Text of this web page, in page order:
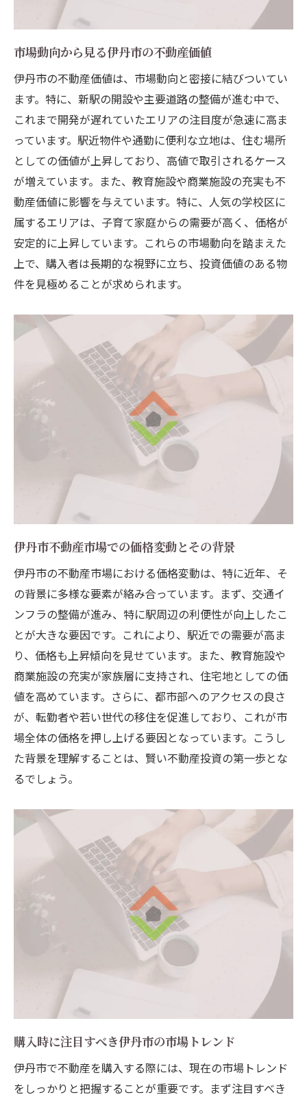
市場動向から見る伊丹市の不動産価値
伊丹市の不動産価値は、市場動向と密接に結びついてい
ます。特に、新駅の開設や主要道路の整備が進む中で、
これまで開発が遅れていたエリアの注目度が急速に高ま
っています。駅近物件や通勤に便利な立地は、住む場所
としての価値が上昇しており、高値で取引されるケース
が増えています。また、教育施設や商業施設の充実も不
動産価値に影響を与えています。特に、人気の学校区に
属するエリアは、子育て家庭からの需要が高く、価格が
安定的に上昇しています。これらの市場動向を踏まえた
上で、購入者は長期的な視野に立ち、投資価値のある物
件を見極めることが求められます。
伊丹市不動産市場での価格変動とその背景
伊丹市の不動産市場における価格変動は、特に近年、そ
の背景に多様な要素が絡み合っています。まず、交通イ
ンフラの整備が進み、特に駅周辺の利便性が向上したこ
とが大きな要因です。これにより、駅近での需要が高ま
り、価格も上昇傾向を見せています。また、教育施設や
商業施設の充実が家族層に支持され、住宅地としての価
値を高めています。さらに、都市部へのアクセスの良さ
が、転勤者や若い世代の移住を促進しており、これが市
場全体の価格を押し上げる要因となっています。こうし
た背景を理解することは、賢い不動産投資の第一歩とな
るでしょう。
購入時に注目すべき伊丹市の市場トレンド
伊丹市で不動産を購入する際には、現在の市場トレンド
をしっかりと把握することが重要です。まず注目すべき